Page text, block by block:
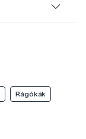
Rágókák